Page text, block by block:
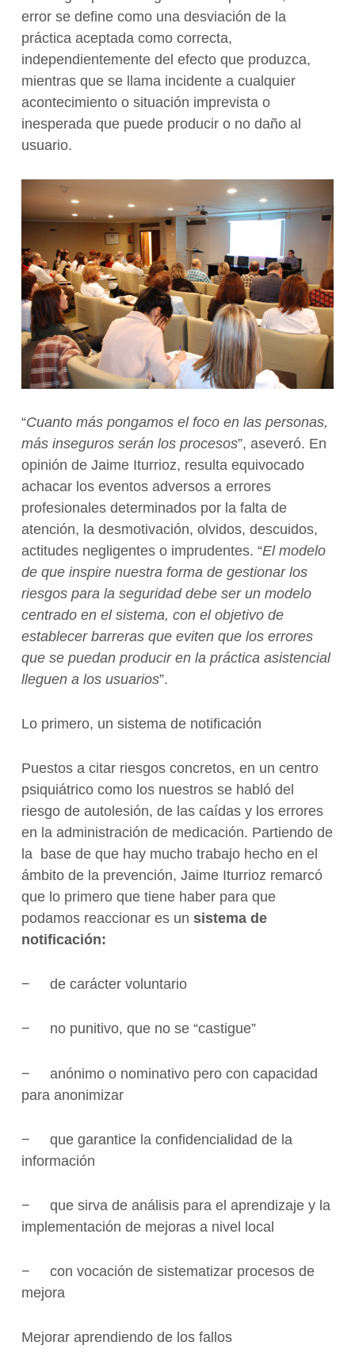
error se define como una desviación de la
práctica aceptada como correcta,
independientemente del efecto que produzca,
mientras que se llama incidente a cualquier
acontecimiento o situación imprevista o
inesperada que puede producir o no daño al
usuario.
“Cuanto más pongamos el foco en las personas,
más inseguros serán los procesos”, aseveró. En
opinión de Jaime Iturrioz, resulta equivocado
achacar los eventos adversos a errores
profesionales determinados por la falta de
atención, la desmotivación, olvidos, descuidos,
actitudes negligentes o imprudentes. “El modelo
de que inspire nuestra forma de gestionar los
riesgos para la seguridad debe ser un modelo
centrado en el sistema, con el objetivo de
establecer barreras que eviten que los errores
que se puedan producir en la práctica asistencial
lleguen a los usuarios”.
Lo primero, un sistema de notificación
Puestos a citar riesgos concretos, en un centro
psiquiátrico como los nuestros se habló del
riesgo de autolesión, de las caídas y los errores
en la administración de medicación. Partiendo de
la base de que hay mucho trabajo hecho en el
ámbito de la prevención, Jaime Iturrioz remarcó
que lo primero que tiene haber para que
podamos reaccionar es un sistema de
notificación:
− de carácter voluntario
− no punitivo, que no se “castigue”
− anónimo o nominativo pero con capacidad
para anonimizar
− que garantice la confidencialidad de la
información
− que sirva de análisis para el aprendizaje y la
implementación de mejoras a nivel local
− con vocación de sistematizar procesos de
mejora
Mejorar aprendiendo de los fallos